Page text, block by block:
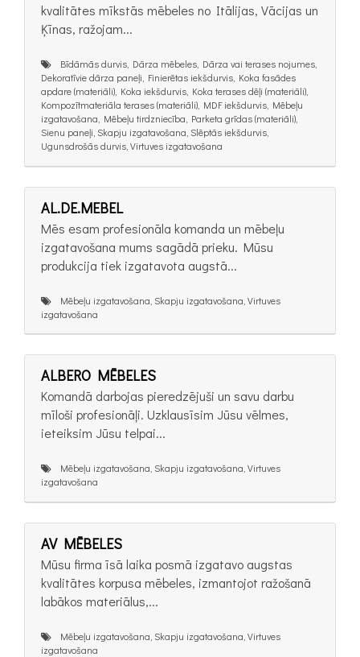
kvalitātes mīkstās mēbeles no Itālijas, Vācijas un
Ķīnas, ražojam...
Bīdāmās durvis, Dārza mēbeles, Dārza vai terases nojumes,
Dekoratīvie dārza paneļi, Finierētas iekšdurvis, Koka fasādes
apdare (materiāli), Koka iekšdurvis, Koka terases dēļi (materiāli),
Kompozītmateriāla terases (materiāli), MDF iekšdurvis, Mēbeļu
izgatavošana, Mēbeļu tirdzniecība, Parketa grīdas (materiāli),
Sienu paneļi, Skapju izgatavošana, Slēptās iekšdurvis,
Ugunsdrošās durvis, Virtuves izgatavošana
AL.DE.MEBEL
Mēs esam profesionāla komanda un mēbeļu
izgatavošana mums sagādā prieku. Mūsu
produkcija tiek izgatavota augstā...
Mēbeļu izgatavošana, Skapju izgatavošana, Virtuves
izgatavošana
ALBERO MĒBELES
Komandā darbojas pieredzējuši un savu darbu
mīloši profesionāļi. Uzklausīsim Jūsu vēlmes,
ieteiksim Jūsu telpai...
Mēbeļu izgatavošana, Skapju izgatavošana, Virtuves
izgatavošana
AV MĒBELES
Mūsu firma īsā laika posmā izgatavo augstas
kvalitātes korpusa mēbeles, izmantojot ražošanā
labākos materiālus,...
Mēbeļu izgatavošana, Skapju izgatavošana, Virtuves
izgatavošana